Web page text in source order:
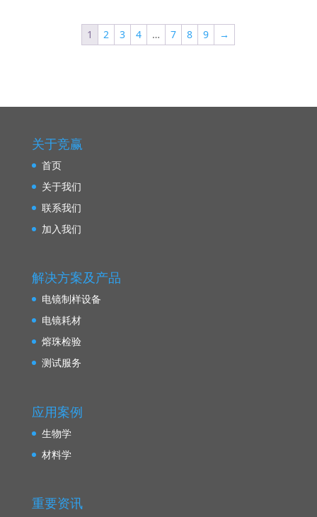
1 2 3 4 … 7 8 9 →
关于竞赢
首页
关于我们
联系我们
加入我们
解决方案及产品
电镜制样设备
电镜耗材
熔珠检验
测试服务
应用案例
生物学
材料学
重要资讯